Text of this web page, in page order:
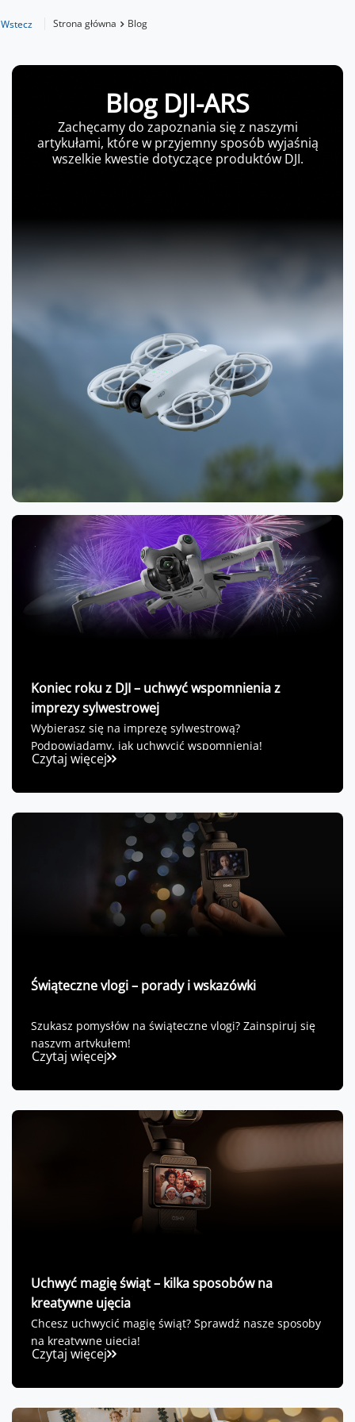
Wstecz Strona główna Blog
Blog DJI-ARS
Zachęcamy do zapoznania się z naszymi
artykułami, które w przyjemny sposób wyjaśnią
wszelkie kwestie dotyczące produktów DJI.
Koniec roku z DJI – uchwyć wspomnienia z
imprezy sylwestrowej
Wybierasz się na imprezę sylwestrową?
Podpowiadamy, jak uchwycić wspomnienia!
Czytaj więcej
Świąteczne vlogi – porady i wskazówki
Szukasz pomysłów na świąteczne vlogi? Zainspiruj się
naszym artykułem!
Czytaj więcej
Uchwyć magię świąt – kilka sposobów na
kreatywne ujęcia
Chcesz uchwycić magię świąt? Sprawdź nasze sposoby
na kreatywne ujęcia!
Czytaj więcej